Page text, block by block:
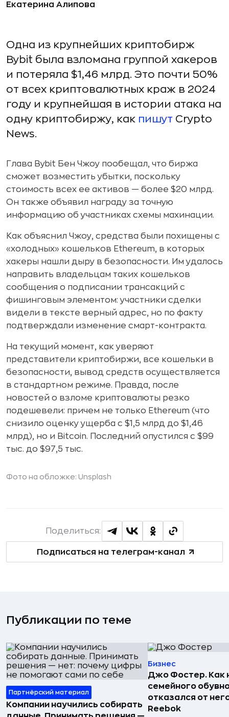
Екатерина Алипова
Одна из крупнейших криптобирж
Bybit была взломана группой хакеров
и потеряла $1,46 млрд. Это почти 50%
от всех криптовалютных краж в 2024
году и крупнейшая в истории атака на
одну криптобиржу, как пишут Crypto
News.
Глава Bybit Бен Чжоу пообещал, что биржа
сможет возместить убытки, поскольку
стоимость всех ее активов — более $20 млрд.
Он также объявил награду за точную
информацию об участниках схемы махинации.
Как объяснил Чжоу, средства были похищены с
«холодных» кошельков Ethereum, в которых
хакеры нашли дыру в безопасности. Им удалось
направить владельцам таких кошельков
сообщения о подписании трансакций с
фишинговым элементом: участники сделки
видели в тексте верный адрес, но по факту
подтверждали изменение смарт-контракта.
На текущий момент, как уверяют
представители криптобиржи, все кошельки в
безопасности, вывод средств осуществляется
в стандартном режиме. Правда, после
новостей о взломе криптовалюты резко
подешевели: причем не только Ethereum (что
снизило оценку ущерба с $1,5 млрд до $1,46
млрд), но и Bitcoin. Последний опустился с $99
тыс. до $97,5 тыс.
Фото на обложке: Unsplash
Подписаться на телеграм-канал
Поделиться:
Публикации по теме
Партнёрский материал
Компании научились собирать
Бизнес
Джо Фостер. Как
семейного
отказался от
Reebok